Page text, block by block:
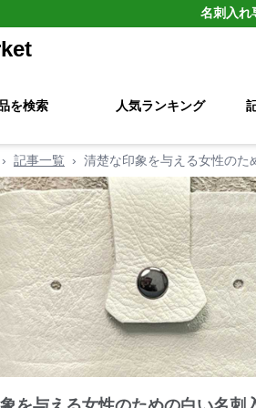
名刺入れ
を検索 人気ランキング
› 記事一覧 › 清楚な印象を与える女性のた